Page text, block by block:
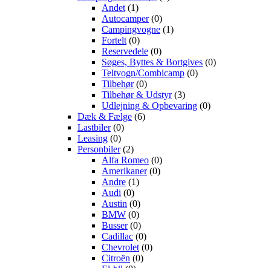
Andet (1)
Autocamper(0)
Campingvogne (1)
Fortelt (0)
Reservedele (0)
Søges, Byttes & Bortgives (0)
Teltvogn/Combicamp (0)
Tilbehør(0)
Tilbehør & Udstyr(3)
Udlejning & Opbevaring (0)
Dæk & Fælge (6)
Lastbiler(0)
Leasing (0)
Personbiler(2)
Alfa Romeo (0)
Amerikaner(0)
Andre (1)
Audi (0)
Austin (0)
BMW (0)
Busser(0)
Cadillac (0)
Chevrolet (0)
Citroën (0)